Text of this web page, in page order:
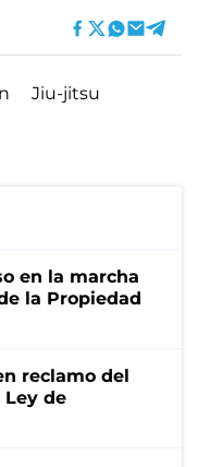
Jiu-jitsu
en la marcha
la Propiedad
reclamo del
de